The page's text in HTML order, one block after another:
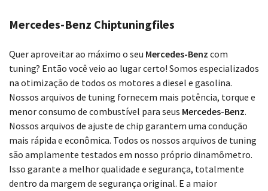
Escolha seu modelo
Mercedes-Benz Chiptuningfiles
Quer aproveitar ao máximo o seu Mercedes-Benz com
tuning? Então você veio ao lugar certo! Somos especializados
na otimização de todos os motores a diesel e gasolina.
Nossos arquivos de tuning fornecem mais potência, torque e
menor consumo de combustível para seus Mercedes-Benz.
Nossos arquivos de ajuste de chip garantem uma condução
mais rápida e econômica. Todos os nossos arquivos de tuning
são amplamente testados em nosso próprio dinamômetro.
Isso garante a melhor qualidade e segurança, totalmente
dentro da margem de segurança original. E a maior